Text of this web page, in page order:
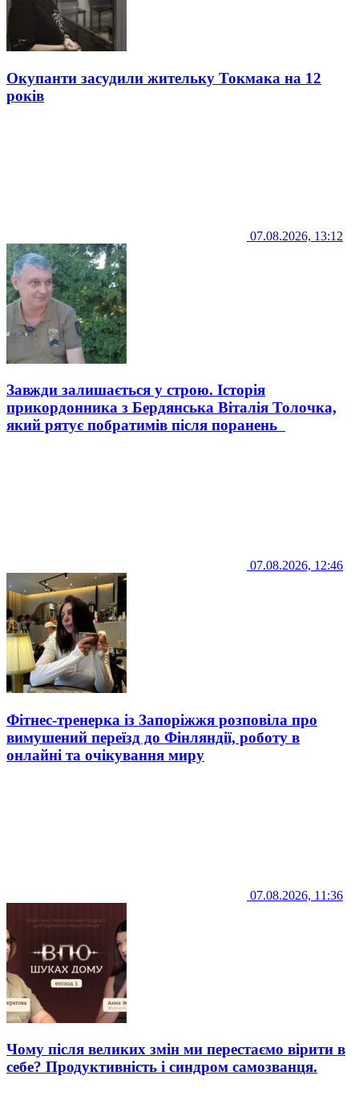
Окупанти засудили жительку Токмака на 12
років
07.08.2026, 13:12
Завжди залишається у строю. Історія
прикордонника з Бердянська Віталія Толочка,
який рятує побратимів після поранень
07.08.2026, 12:46
Фітнес-тренерка із Запоріжжя розповіла про
вимушений переїзд до Фінляндії, роботу в
онлайні та очікування миру
07.08.2026, 11:36
Чому після великих змін ми перестаємо вірити в
себе? Продуктивність і синдром самозванця.